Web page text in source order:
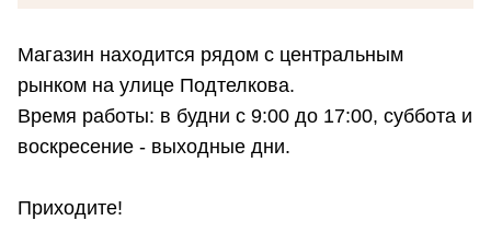
Магазин находится рядом с центральным
рынком на улице Подтелкова.
Время работы: в будни с 9:00 до 17:00, суббота и
воскресение - выходные дни.
Приходите!